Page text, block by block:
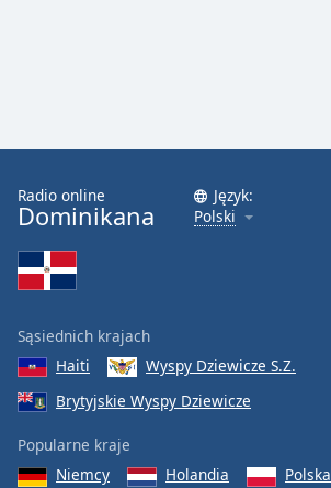
Radio online
Dominikana
Język:
Polski
Sąsiednich krajach
Haiti
Wyspy Dziewicze S.Z.
Brytyjskie Wyspy Dziewicze
Popularne kraje
Niemcy
Holandia Polska